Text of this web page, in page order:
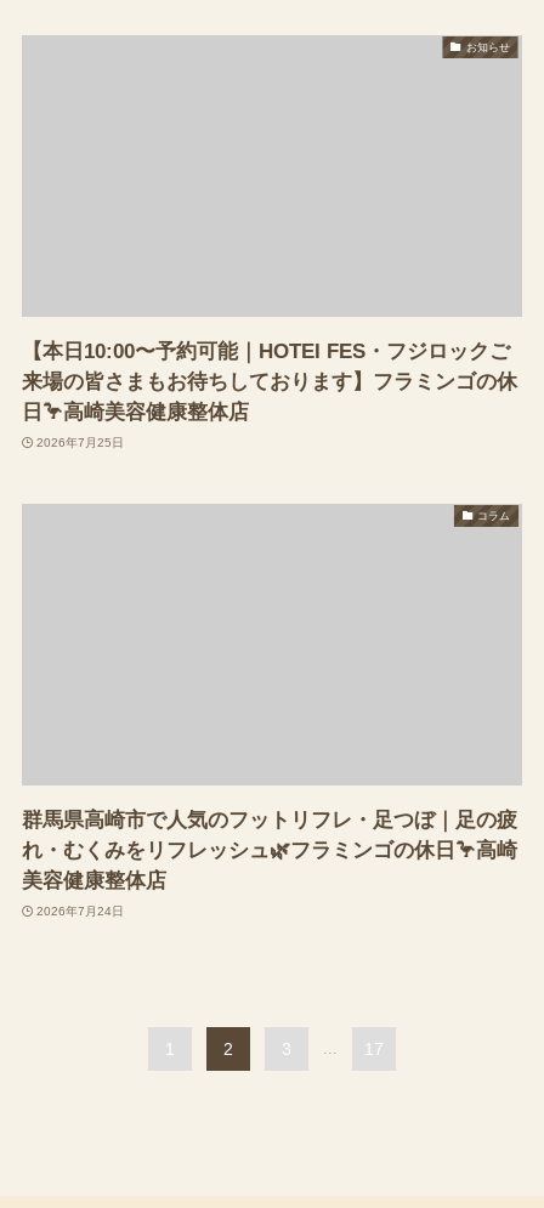
お知らせ
【本日10:00〜予約可能｜HOTEI FES・フジロックご
来場の皆さまもお待ちしております】フラミンゴの休
日🦩高崎美容健康整体店
2026年7月25日
コラム
群馬県高崎市で人気のフットリフレ・足つぼ｜足の疲
れ・むくみをリフレッシュ🌿フラミンゴの休日🦩高崎
美容健康整体店
2026年7月24日
1 2 3 ... 17